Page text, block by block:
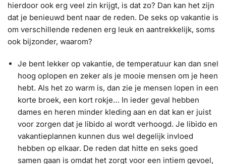
hierdoor ook erg veel zin krijgt, is dat zo? Dan kan het zijn
dat je benieuwd bent naar de reden. De seks op vakantie is
om verschillende redenen erg leuk en aantrekkelijk, soms
ook bijzonder, waarom?
Je bent lekker op vakantie, de temperatuur kan dan snel
hoog oplopen en zeker als je mooie mensen om je heen
hebt. Als het zo warm is, dan zie je mensen lopen in een
korte broek, een kort rokje… In ieder geval hebben
dames en heren minder kleding aan en dat kan er juist
voor zorgen dat je libido al wordt verhoogd. Je libido en
vakantieplannen kunnen dus wel degelijk invloed
hebben op elkaar. De reden dat hitte en seks goed
samen gaan is omdat het zorgt voor een intiem gevoel,